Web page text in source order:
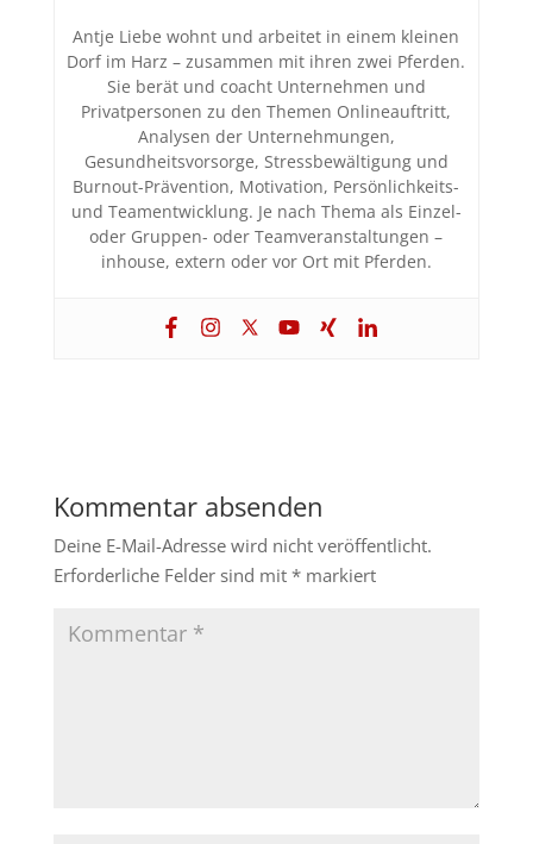
Antje Liebe wohnt und arbeitet in einem kleinen
Dorf im Harz – zusammen mit ihren zwei Pferden.
Sie berät und coacht Unternehmen und
Privatpersonen zu den Themen Onlineauftritt,
Analysen der Unternehmungen,
Gesundheitsvorsorge, Stressbewältigung und
Burnout-Prävention, Motivation, Persönlichkeits-
und Teamentwicklung. Je nach Thema als Einzel-
oder Gruppen- oder Teamveranstaltungen –
inhouse, extern oder vor Ort mit Pferden.
Kommentar absenden
Deine E-Mail-Adresse wird nicht veröffentlicht.
Erforderliche Felder sind mit *markiert